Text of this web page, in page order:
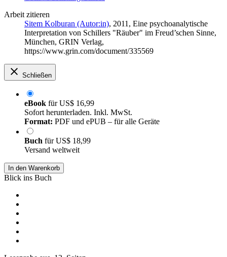
Arbeit zitieren
Sitem Kolburan (Autor:in), 2011, Eine psychoanalytische
Interpretation von Schillers "Räuber" im Freud’schen Sinne,
München, GRIN Verlag,
https://www.grin.com/document/335569
Schließen
eBook fürUS$ 16,99
Sofort herunterladen. Inkl. MwSt.
Format: PDF und ePUB – für alle Geräte
Buch fürUS$ 18,99
Versand weltweit
In den Warenkorb
Blick ins Buch